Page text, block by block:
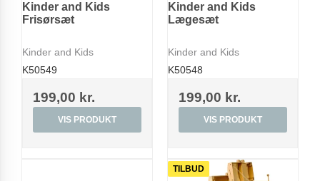
Kinder and Kids
Frisørsæt
Kinder and Kids
K50549
199,00 kr.
VIS PRODUKT
Kinder and Kids
Lægesæt
Kinder and Kids
K50548
199,00 kr.
VIS PRODUKT
TILBUD